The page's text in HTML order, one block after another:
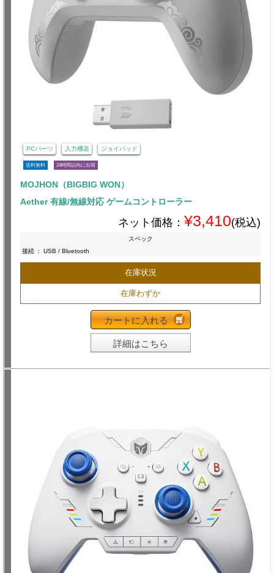
PCパーツ 入力機器 ジョイパッド
送料無料 24時間以内に出荷
MOJHON（BIGBIG WON）
Aether 有線/無線対応 ゲームコントローラー
ネット価格： ¥3,410(税込)
スペック
接続 : USB / Bluetooth
在庫状況
在庫わずか
カートに入れる
詳細はこちら